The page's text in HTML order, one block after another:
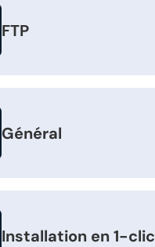
FTP
Général
Installation en 1-clic